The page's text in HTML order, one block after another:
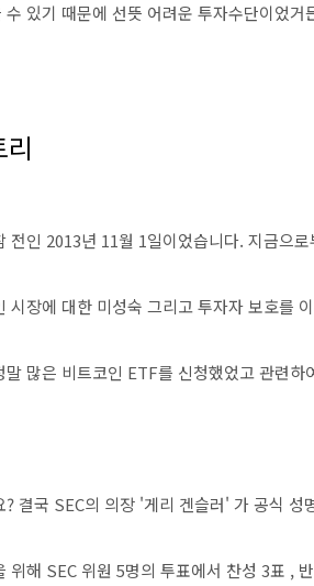
있기 때문에 선뜻 어려운 투자수단이었거
인 2013년 11월 1일이었습니다. 지금으
시장에 대한 미성숙 그리고 투자자 보호를
많은 비트코인 ETF를 신청했었고 관련하
? 결국 SEC의 의장 '게리 겐슬러' 가 공식 성
해 SEC 위원 5명의 투표에서 찬성 3표 ,